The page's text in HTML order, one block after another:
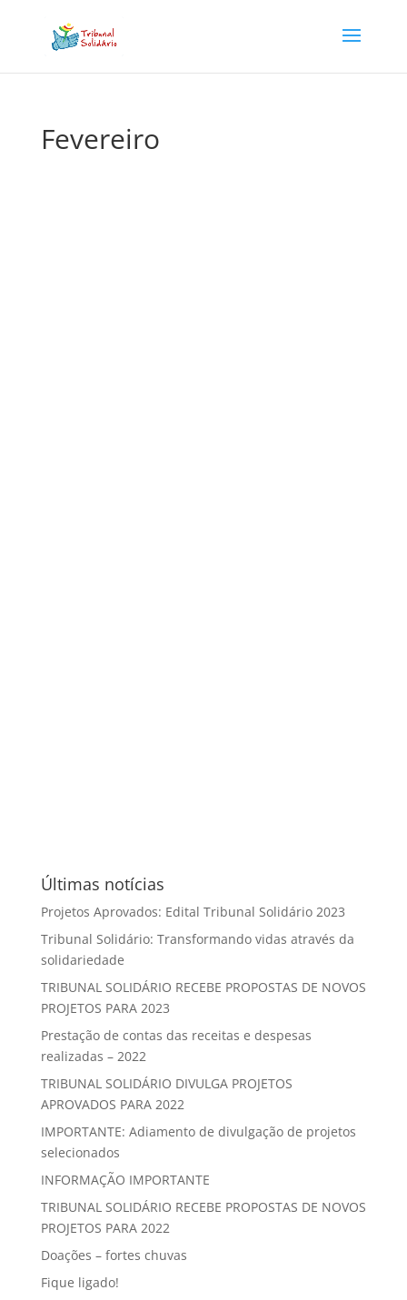
Fevereiro
Últimas notícias
Projetos Aprovados: Edital Tribunal Solidário 2023
Tribunal Solidário: Transformando vidas através da
solidariedade
TRIBUNAL SOLIDÁRIO RECEBE PROPOSTAS DE NOVOS
PROJETOS PARA 2023
Prestação de contas das receitas e despesas
realizadas – 2022
TRIBUNAL SOLIDÁRIO DIVULGA PROJETOS
APROVADOS PARA 2022
IMPORTANTE: Adiamento de divulgação de projetos
selecionados
INFORMAÇÃO IMPORTANTE
TRIBUNAL SOLIDÁRIO RECEBE PROPOSTAS DE NOVOS
PROJETOS PARA 2022
Doações – fortes chuvas
Fique ligado!